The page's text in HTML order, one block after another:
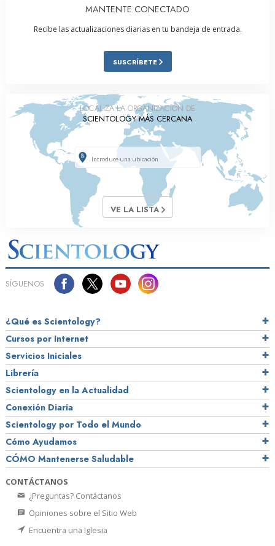
MANTENTE CONECTADO
Recibe las actualizaciones diarias en tu bandeja de entrada.
SUSCRÍBETE
LOCALIZA LA ORGANIZACIÓN DE
SCIENTOLOGY MÁS CERCANA
VE LA LISTA
SÍGUENOS
¿Qué es Scientology?
Cursos por Internet
Servicios Iniciales
Librería
Scientology en la Actualidad
Conexión Diaria
Scientology por Todo el Mundo
Cómo Ayudamos
CÓMO Mantenerse Saludable
CONTÁCTANOS
¿Preguntas? Contáctanos
Opiniones sobre el Sitio Web
Encuentra una Iglesia